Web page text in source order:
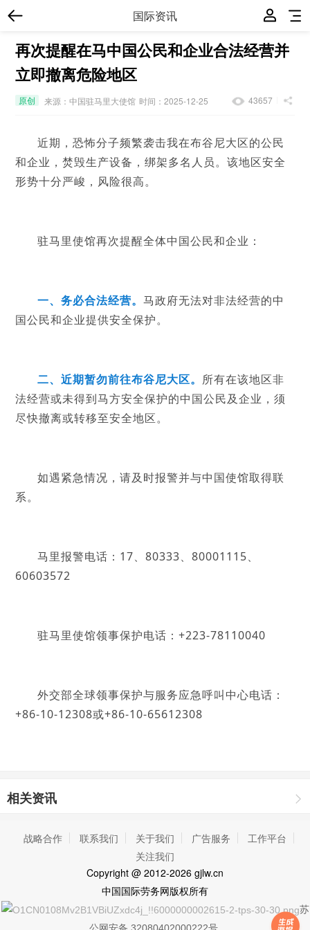
国际资讯
再次提醒在马中国公民和企业合法经营并
立即撤离危险地区
43657
原创 来源：中国驻马里大使馆 时间：2025-12-25
近期，恐怖分子频繁袭击我在布谷尼大区的公民
和企业，焚毁生产设备，绑架多名人员。该地区安全
形势十分严峻，风险很高。
驻马里使馆再次提醒全体中国公民和企业：
一、务必合法经营。 马政府无法对非法经营的中
国公民和企业提供安全保护。
二、近期暂勿前往布谷尼大区。 所有在该地区非
法经营或未得到马方安全保护的中国公民及企业，须
尽快撤离或转移至安全地区。
如遇紧急情况，请及时报警并与中国使馆取得联
系。
马里报警电话：17、80333、80001115、
60603572
驻马里使馆领事保护电话：+223-78110040
外交部全球领事保护与服务应急呼叫中心电话：
+86-10-12308或+86-10-65612308
相关资讯
战略合作 联系我们 关于我们 广告服务
工作平台
关注我们
Copyright @ 2012-2026 gjlw.cn
中国国际劳务网版权所有
苏